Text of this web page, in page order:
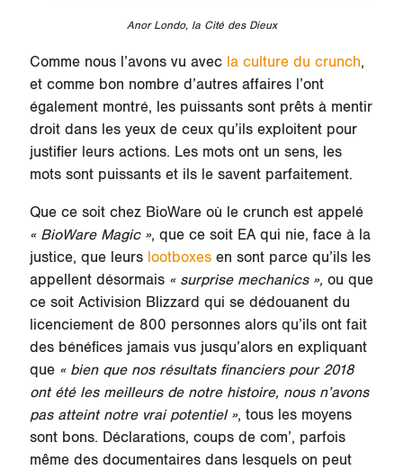
Anor Londo, la Cité des Dieux
Comme nous l’avons vu avecla culture du crunch,
et comme bon nombre d’autres affaires l’ont
également montré, les puissants sont prêts à mentir
droit dans les yeux de ceux qu’ils exploitent pour
justifier leurs actions. Les mots ont un sens, les
mots sont puissants et ils le savent parfaitement.
Que ce soit chez BioWare où le crunch est appelé
« BioWare Magic », que ce soit EA qui nie, face à la
justice, que leurslootboxesen sont parce qu’ils les
appellent désormais « surprise mechanics »,ou que
ce soit Activision Blizzard qui se dédouanent du
licenciement de 800 personnes alors qu’ils ont fait
des bénéfices jamais vus jusqu’alors en expliquant
que « bien que nos résultats financiers pour 2018
ont été les meilleurs de notre histoire, nous n’avons
pas atteint notre vrai potentiel », tous les moyens
sont bons. Déclarations, coups de com’, parfois
même des documentaires dans lesquels on peut